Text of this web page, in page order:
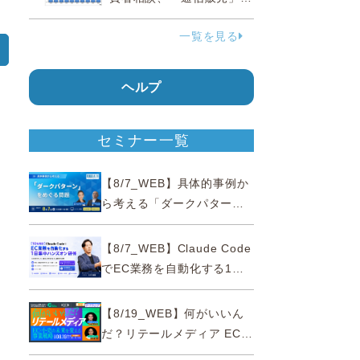
38.0％占める…国民生活セ
一覧を見る
ヘルプ
セミナー一覧
【8/7_WEB】具体的事例か
ら考える「ダークパター
ン」をめぐる問題【薬事法
広告研究所×通販通信
ECMO】
【8/7_WEB】Claude Code
でEC業務を自動化する1日
集中ハンズオン研修【10名
限定・東京三田】
【8/19_WEB】何がいいん
だ？リテールメディア EC・
小売の未来を変える事業戦